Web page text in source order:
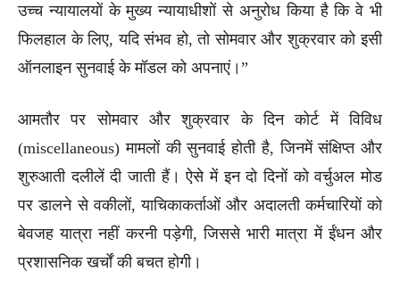
उच्च न्यायालयों के मुख्य न्यायाधीशों से अनुरोध किया है कि वे भी
फिलहाल के लिए, यदि संभव हो, तो सोमवार और शुक्रवार को इसी
ऑनलाइन सुनवाई के मॉडल को अपनाएं।”
आमतौर पर सोमवार और शुक्रवार के दिन कोर्ट में विविध
(miscellaneous) मामलों की सुनवाई होती है, जिनमें संक्षिप्त और
शुरुआती दलीलें दी जाती हैं। ऐसे में इन दो दिनों को वर्चुअल मोड
पर डालने से वकीलों, याचिकाकर्ताओं और अदालती कर्मचारियों को
बेवजह यात्रा नहीं करनी पड़ेगी, जिससे भारी मात्रा में ईंधन और
प्रशासनिक खर्चों की बचत होगी।